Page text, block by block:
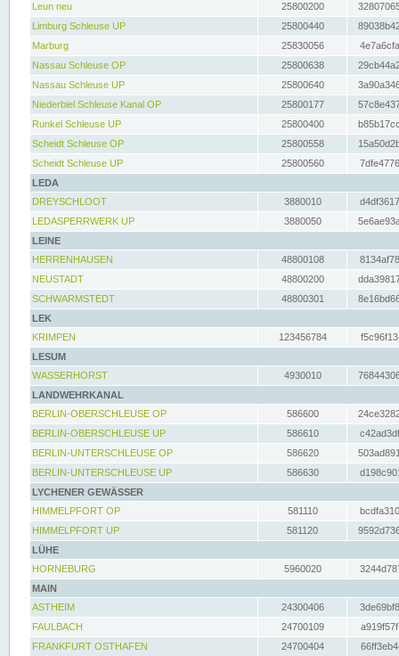
Leun neu
25800200
Limburg Schleuse UP
25800440
Marburg
25830056
Nassau Schleuse OP
25800638
Nassau Schleuse UP
25800640
Niederbiel Schleuse Kanal OP
25800177
Runkel Schleuse UP
25800400
Scheidt Schleuse OP
25800558
Scheidt Schleuse UP
25800560
LEDA
DREYSCHLOOT
3880010
LEDASPERRWERK UP
3880050
LEINE
HERRENHAUSEN
48800108
NEUSTADT
48800200
SCHWARMSTEDT
48800301
LEK
KRIMPEN
123456784
LESUM
WASSERHORST
4930010
LANDWEHRKANAL
BERLIN-OBERSCHLEUSE OP
586600
BERLIN-OBERSCHLEUSE UP
586610
BERLIN-UNTERSCHLEUSE OP
586620
BERLIN-UNTERSCHLEUSE UP
586630
LYCHENER GEWÄSSER
HIMMELPFORT OP
581110
HIMMELPFORT UP
581120
LÜHE
HORNEBURG
5960020
MAIN
ASTHEIM
24300406
FAULBACH
24700109
FRANKFURT OSTHAFEN
24700404